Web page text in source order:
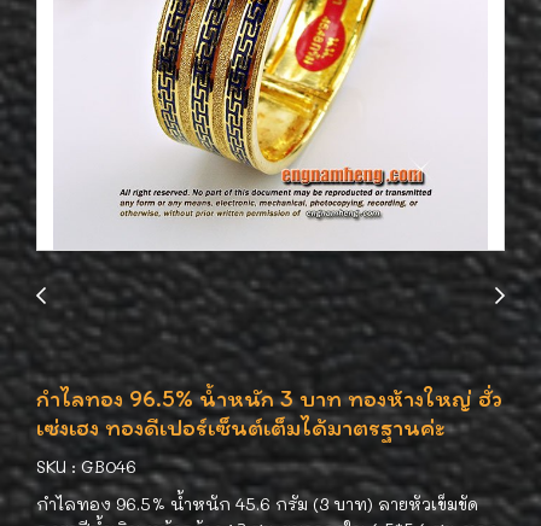
กำไลทอง 96.5% น้ำหนัก 3 บาท ทองห้างใหญ่ ฮั่ว
เซ่งเฮง ทองดีเปอร์เซ็นต์เต็มได้มาตรฐานค่ะ
SKU : GB046
กำไลทอง 96.5% น้ำหนัก 45.6 กรัม (3 บาท) ลายหัวเข็มขัด